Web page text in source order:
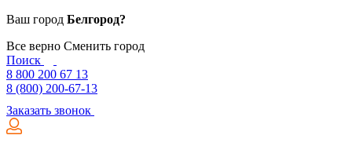
Ваш город Белгород?
Все верно Сменить город
Поиск
8 800 200 67 13
8 (800) 200-67-13
Заказать звонок